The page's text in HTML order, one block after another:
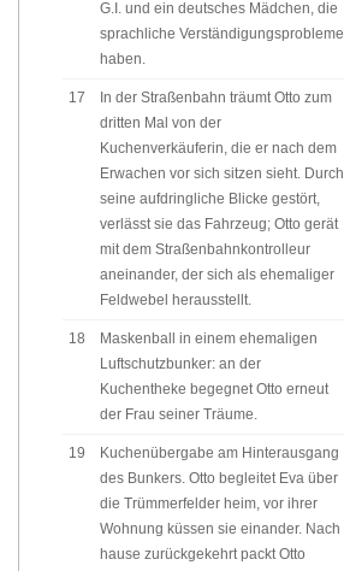
G.I. und ein deutsches Mädchen, die
sprachliche Verständigungsprobleme
haben.
17
In der Straßenbahn träumt Otto zum
dritten Mal von der
Kuchenverkäuferin, die er nach dem
Erwachen vor sich sitzen sieht. Durch
seine aufdringliche Blicke gestört,
verlässt sie das Fahrzeug; Otto gerät
mit dem Straßenbahnkontrolleur
aneinander, der sich als ehemaliger
Feldwebel herausstellt.
18
Maskenball in einem ehemaligen
Luftschutzbunker: an der
Kuchentheke begegnet Otto erneut
der Frau seiner Träume.
19
Kuchenübergabe am Hinterausgang
des Bunkers. Otto begleitet Eva über
die Trümmerfelder heim, vor ihrer
Wohnung küssen sie einander. Nach
hause zurückgekehrt packt Otto